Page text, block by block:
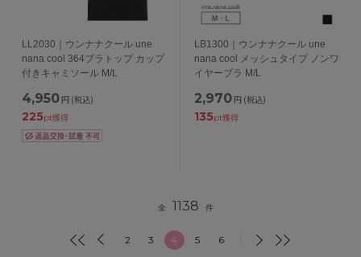
LL2030｜ウンナナクール une
nana cool 364ブラトップ カップ
付きキャミソール M/L
4,950 円 (税込)
225pt獲得
LB1300｜ウンナナクール une
nana cool メッシュタイプ ノンワ
イヤーブラ M/L
2,970 円 (税込)
135pt獲得
全 1138 件
2 3 4 5 6